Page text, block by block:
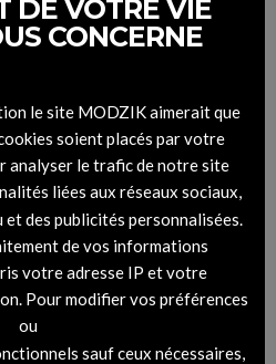
la deuxième
d’artistes »
DE VOTRE VIE
CONCERNE
le site MODZIK aimerait que
soient placés par votre
analyser le trafic de notre site
liées aux réseaux sociaux,
des publicités personnalisées.
de vos informations
votre adresse IP et votre
Pour modifier vos préférences
ou
sauf ceux nécessaires,